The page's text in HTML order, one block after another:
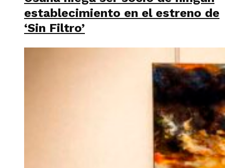
establecimiento en el estreno de
‘Sin Filtro’